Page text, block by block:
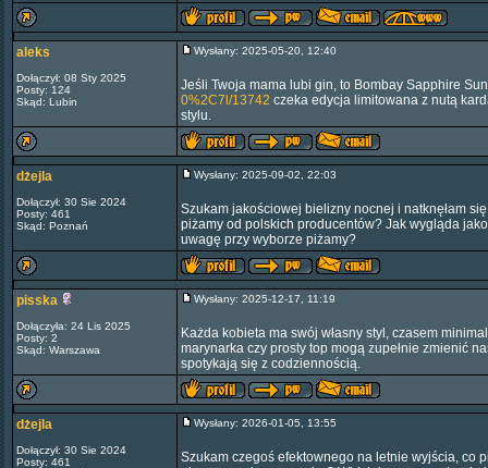
aleks
Dołączył: 08 Sty 2025
Posty: 124
Skąd: Lubin
Wysłany: 2025-05-20, 12:40
Jeśli Twoja mama lubi gin, to Bombay Sapphire
0%2C7l/13742 czeka edycja limitowana z nutą
stylu.
dżejla
Dołączył: 30 Sie 2024
Posty: 461
Skąd: Poznań
Wysłany: 2025-09-02, 22:03
Szukam jakościowej bielizny nocnej i natknęłam
piżamy od polskich producentów? Jak wygląda
uwagę przy wyborze piżamy?
pisska
Dołączyła: 24 Lis 2025
Posty: 2
Skąd: Warszawa
Wysłany: 2025-12-17, 11:19
Każda kobieta ma swój własny styl, czasem
marynarka czy prosty top mogą zupełnie zmienić
spotykają się z codziennością.
dżejla
Dołączył: 30 Sie 2024
Posty: 461
Wysłany: 2026-01-05, 13:55
Szukam czegoś efektownego na letnie wyjścia, co